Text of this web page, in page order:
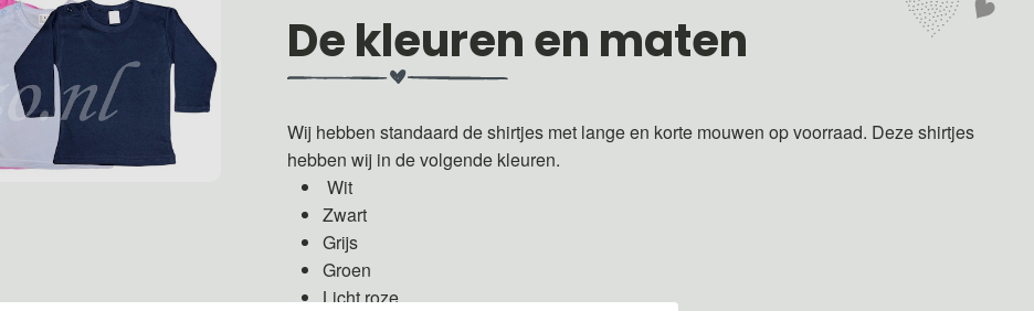
De kleuren en maten
Wij hebben standaard de shirtjes met lange en korte mouwen op voorraad. Deze shirtjes
hebben wij in de volgende kleuren.
Wit
Zwart
Grijs
Groen
Licht roze